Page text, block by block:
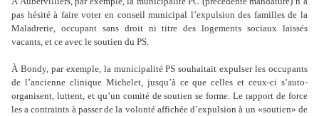
pas hésité à faire voter en conseil municipal l’expulsion des familles de la
Maladrerie, occupant sans droit ni titre des logements sociaux laissés
vacants, et ce avec le soutien du PS.
À Bondy, par exemple, la municipalité PS souhaitait expulser les occupants
de l’ancienne clinique Michelet, jusqu’à ce que celles et ceux-ci s’auto-
organisent, luttent, et qu’un comité de soutien se forme. Le rapport de force
les a contraints à passer de la volonté affichée d’expulsion à un «soutien» de